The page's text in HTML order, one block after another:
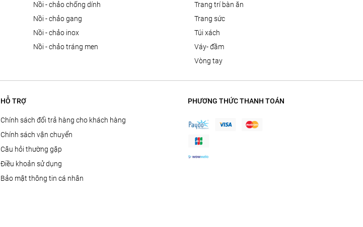
nồi - chảo chống dính
nồi - chảo gang
nồi - chảo inox
nồi - chảo tráng men
trang trí bàn ăn
trang sức
túi xách
váy- đầm
vòng tay
HỖ TRỢ
Chính sách đổi trả hàng cho khách hàng
Chính sách vận chuyển
Câu hỏi thường gặp
Điều khoản sử dụng
Bảo mật thông tin cá nhân
PHƯƠNG THỨC THANH TOÁN